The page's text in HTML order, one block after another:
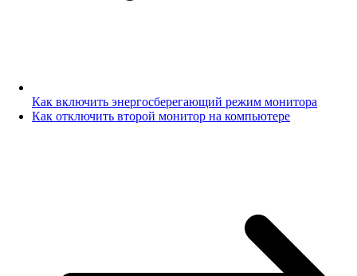
Как включить энергосберегающий режим монитора
Как отключить второй монитор на компьютере